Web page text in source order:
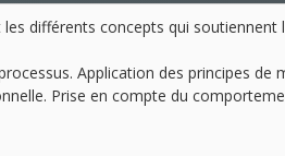
différents concepts qui
Application des principes
Prise en compte du